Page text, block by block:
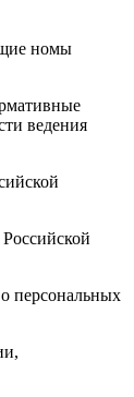
номы
ведения
персональных